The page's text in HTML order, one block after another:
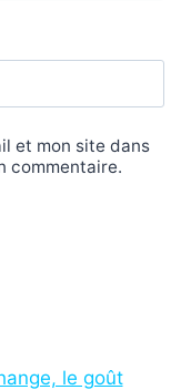
et mon site dans
commentaire.
le goût